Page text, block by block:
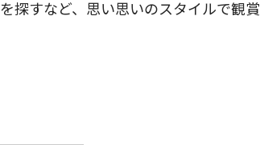
探すなど、思い思いのスタイルで観賞